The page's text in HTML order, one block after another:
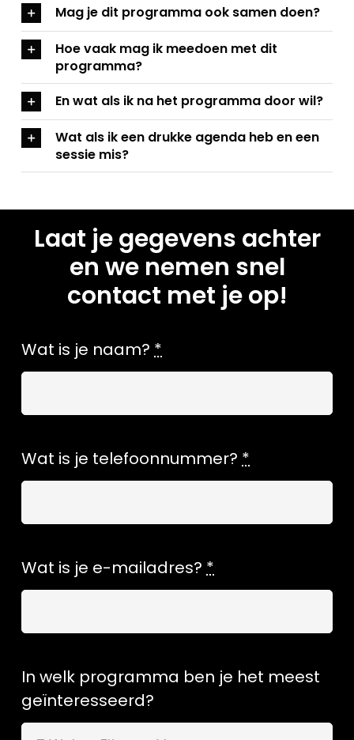
Mag je dit programma ook samen doen?
Hoe vaak mag ik meedoen met dit
programma?
En wat als ik na het programma door wil?
Wat als ik een drukke agenda heb en een
sessie mis?
Laat je gegevens achter
en we nemen snel
contact met je op!
Wat is je naam? *
Wat is je telefoonnummer? *
Wat is je e-mailadres? *
In welk programma ben je het meest
geïnteresseerd?